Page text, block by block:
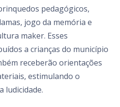
pedagógicos,
jogo da memória e
maker. Esses
a crianças do município
receberão orientações
estimulando o
ludicidade.